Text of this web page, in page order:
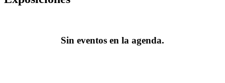
Sin eventos en la agenda.